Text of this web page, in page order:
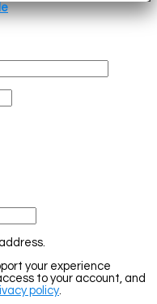
your experience
to your account, and
policy.